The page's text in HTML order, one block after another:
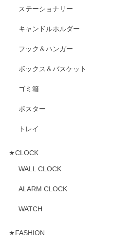
ステーショナリー
キャンドルホルダー
フック＆ハンガー
ボックス＆バスケット
ゴミ箱
ポスター
トレイ
★CLOCK
WALL CLOCK
ALARM CLOCK
WATCH
★FASHION